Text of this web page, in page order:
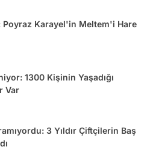
Poyraz Karayel'in Meltem'i Hare
1300 Kişinin Yaşadığı
Var
3 Yıldır Çiftçilerin Baş